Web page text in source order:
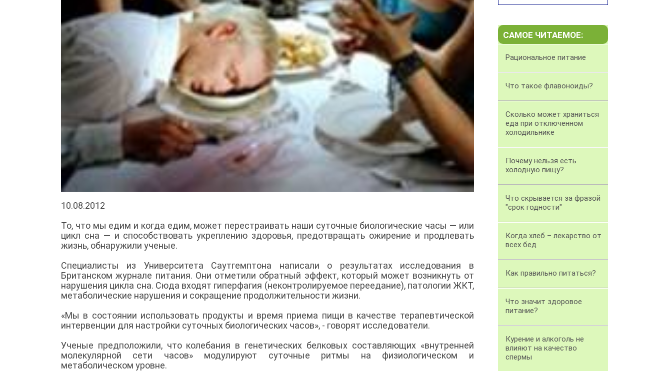
10.08.2012
То, что мы едим и когда едим, может перестраивать наши суточные биологические часы — или
цикл сна — и способствовать укреплению здоровья, предотвращать ожирение и продлевать
жизнь, обнаружили ученые.
Специалисты из Университета Саутгемптона написали о результатах исследования в
Британском журнале питания. Они отметили обратный эффект, который может возникнуть от
нарушения цикла сна. Сюда входят гиперфагия (неконтролируемое переедание), патологии ЖКТ,
метаболические нарушения и сокращение продолжительности жизни.
«Мы в состоянии использовать продукты и время приема пищи в качестве терапевтической
интервенции для настройки суточных биологических часов», - говорят исследователи.
Ученые предположили, что колебания в генетических белковых составляющих «внутренней
молекулярной сети часов» модулируют суточные ритмы на физиологическом и
метаболическом уровне.
САМОЕ ЧИТАЕМОЕ:
Рациональное питание
Что такое флавоноиды?
Сколько может храниться
еда при отключенном
холодильнике
Почему нельзя есть
холодную пищу?
Что скрывается за фразой
"срок годности"
Когда хлеб – лекарство от
всех бед
Как правильно питаться?
Что значит здоровое
питание?
Курение и алкоголь не
влияют на качество
спермы